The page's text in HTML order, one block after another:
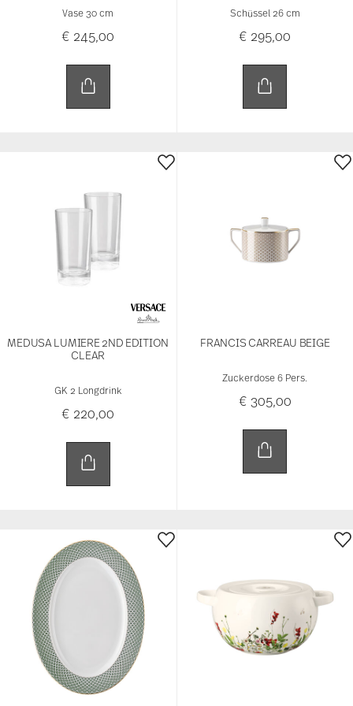
Vase 30 cm
€ 245,00
Schüssel 26 cm
€ 295,00
MEDUSA LUMIERE 2ND EDITION
CLEAR
GK 2 Longdrink
€ 220,00
FRANCIS CARREAU BEIGE
Zuckerdose 6 Pers.
€ 305,00